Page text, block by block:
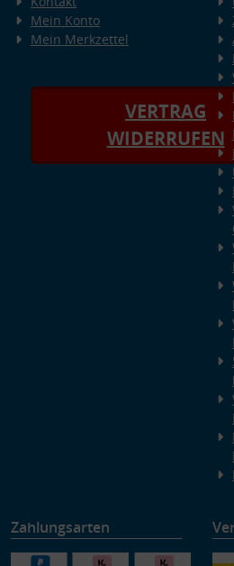
Mein Konto
Mein Merkzettel
VERTRAG
WIDERRUFEN
Zahlungsarten